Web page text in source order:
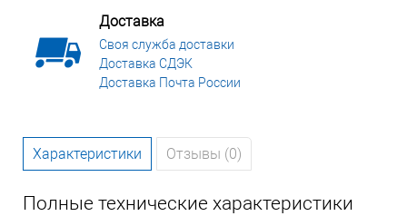
Доставка
Своя служба доставки
Доставка СДЭК
Доставка Почта России
Характеристики Отзывы (0)
Полные технические характеристики